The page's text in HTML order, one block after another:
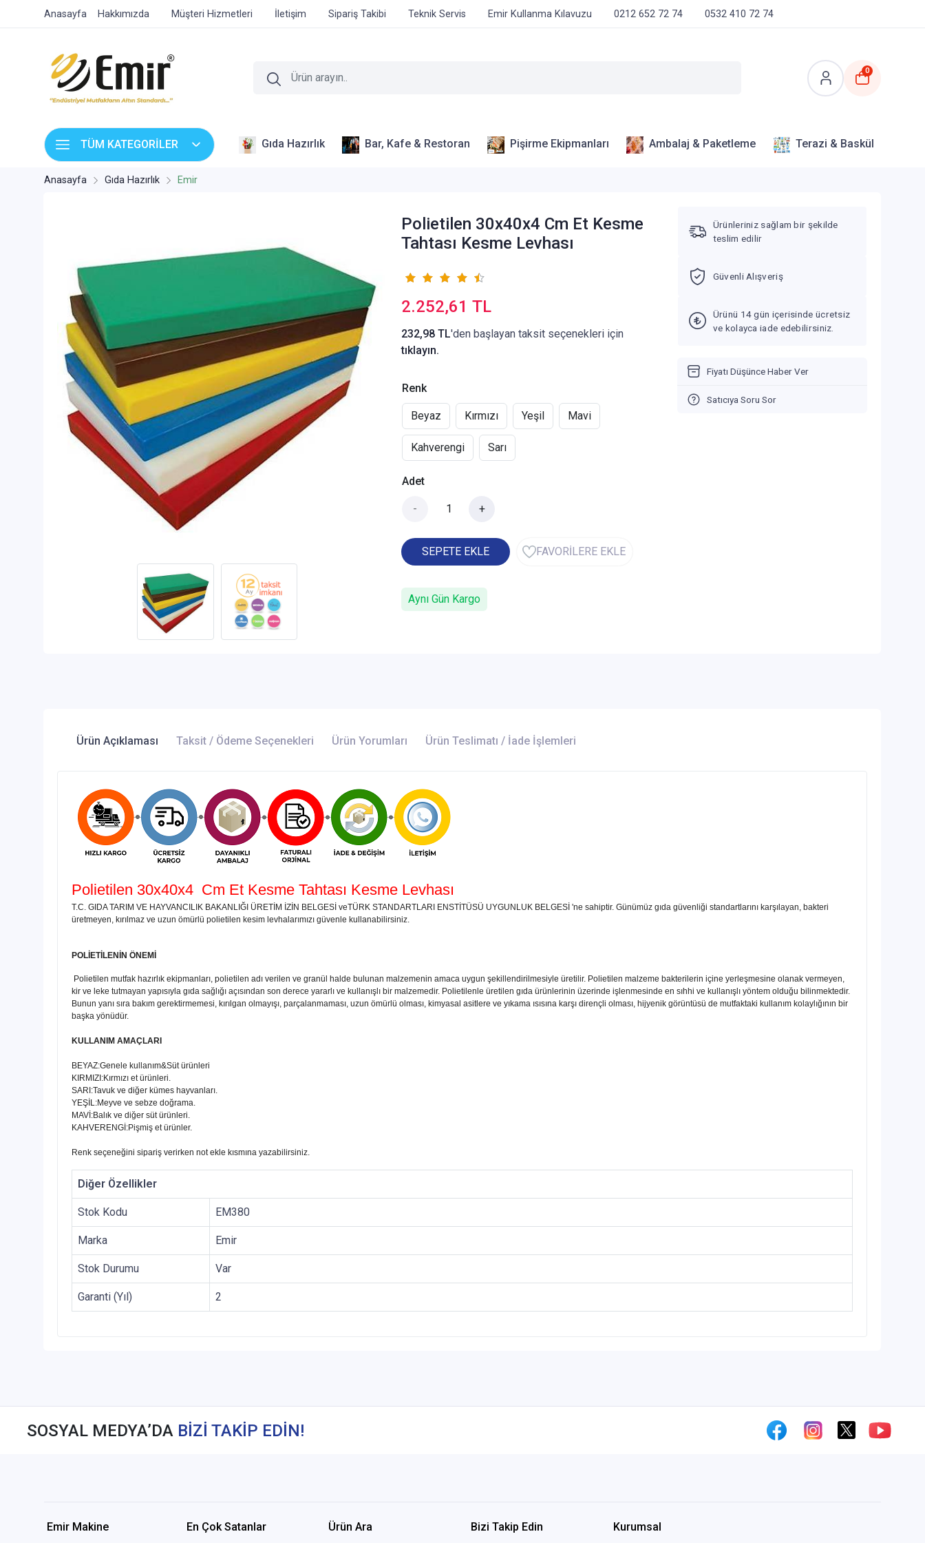
Anasayfa Hakkımızda Müşteri Hizmetleri İletişim Sipariş Takibi Teknik Servis Emir Kullanma Kılavuzu 0212 652 72 74 0532 410 72 74
0
TÜM KATEGORİLER Gıda Hazırlık Bar, Kafe & Restoran Pişirme Ekipmanları Ambalaj & Paketleme Terazi & Baskül
Anasayfa Gıda Hazırlık Emir
Polietilen 30x40x4 Cm Et Kesme
Tahtası Kesme Levhası
2.252,61 TL
232,98 TL'den başlayan taksit seçenekleri için
tıklayın.
Renk
Beyaz Kırmızı Yeşil Mavi
Kahverengi Sarı
Adet
- +
SEPETE EKLE FAVORİLERE EKLE
Aynı Gün Kargo
Ürünleriniz sağlam bir şekilde
teslim edilir
Güvenli Alışveriş
Ürünü 14 gün içerisinde ücretsiz
ve kolayca iade edebilirsiniz.
Fiyatı Düşünce Haber Ver
Satıcıya Soru Sor
Ürün Açıklaması Taksit / Ödeme Seçenekleri Ürün Yorumları Ürün Teslimatı / İade İşlemleri
Polietilen 30x40x4 Cm Et Kesme Tahtası Kesme Levhası
T.C. GIDA TARIM VE HAYVANCILIK BAKANLIĞI ÜRETİM İZİN BELGESİ veTÜRK STANDARTLARI ENSTİTÜSÜ UYGUNLUK BELGESİ 'ne sahiptir. Günümüz gıda güvenliği standartlarını karşılayan, bakteri
üretmeyen, kırılmaz ve uzun ömürlü polietilen kesim levhalarımızı güvenle kullanabilirsiniz.
POLİETİLENİN ÖNEMİ
Polietilen mutfak hazırlık ekipmanları, polietilen adı verilen ve granül halde bulunan malzemenin amaca uygun şekillendirilmesiyle üretilir. Polietilen malzeme bakterilerin içine yerleşmesine olanak vermeyen,
kir ve leke tutmayan yapısıyla gıda sağlığı açısından son derece yararlı ve kullanışlı bir malzemedir. Polietilenle üretilen gıda ürünlerinin üzerinde işlenmesinde en sıhhi ve kullanışlı yöntem olduğu bilinmektedir.
Bunun yanı sıra bakım gerektirmemesi, kırılgan olmayışı, parçalanmaması, uzun ömürlü olması, kimyasal asitlere ve yıkama ısısına karşı dirençli olması, hijyenik görüntüsü de mutfaktaki kullanım kolaylığının bir
başka yönüdür.
KULLANIM AMAÇLARI
BEYAZ:Genele kullanım&Süt ürünleri
KIRMIZI:Kırmızı et ürünleri.
SARI:Tavuk ve diğer kümes hayvanları.
YEŞİL:Meyve ve sebze doğrama.
MAVİ:Balık ve diğer süt ürünleri.
KAHVERENGİ:Pişmiş et ürünler.
Renk seçeneğini sipariş verirken not ekle kısmına yazabilirsiniz.
Diğer Özellikler
Stok Kodu EM380
Marka Emir
Stok Durumu Var
Garanti (Yıl) 2
SOSYAL MEDYA’DA BİZİ TAKİP EDİN!
Emir Makine En Çok Satanlar Ürün Ara Bizi Takip Edin Kurumsal